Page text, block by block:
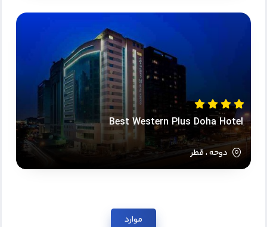
Best Western Plus Doha Hotel
دوحه ، قطر
موارد